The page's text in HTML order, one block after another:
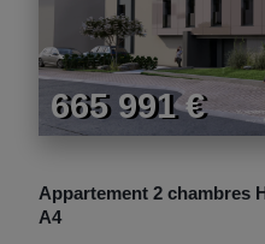
665 991 €
Appartement 2 chambres
A4